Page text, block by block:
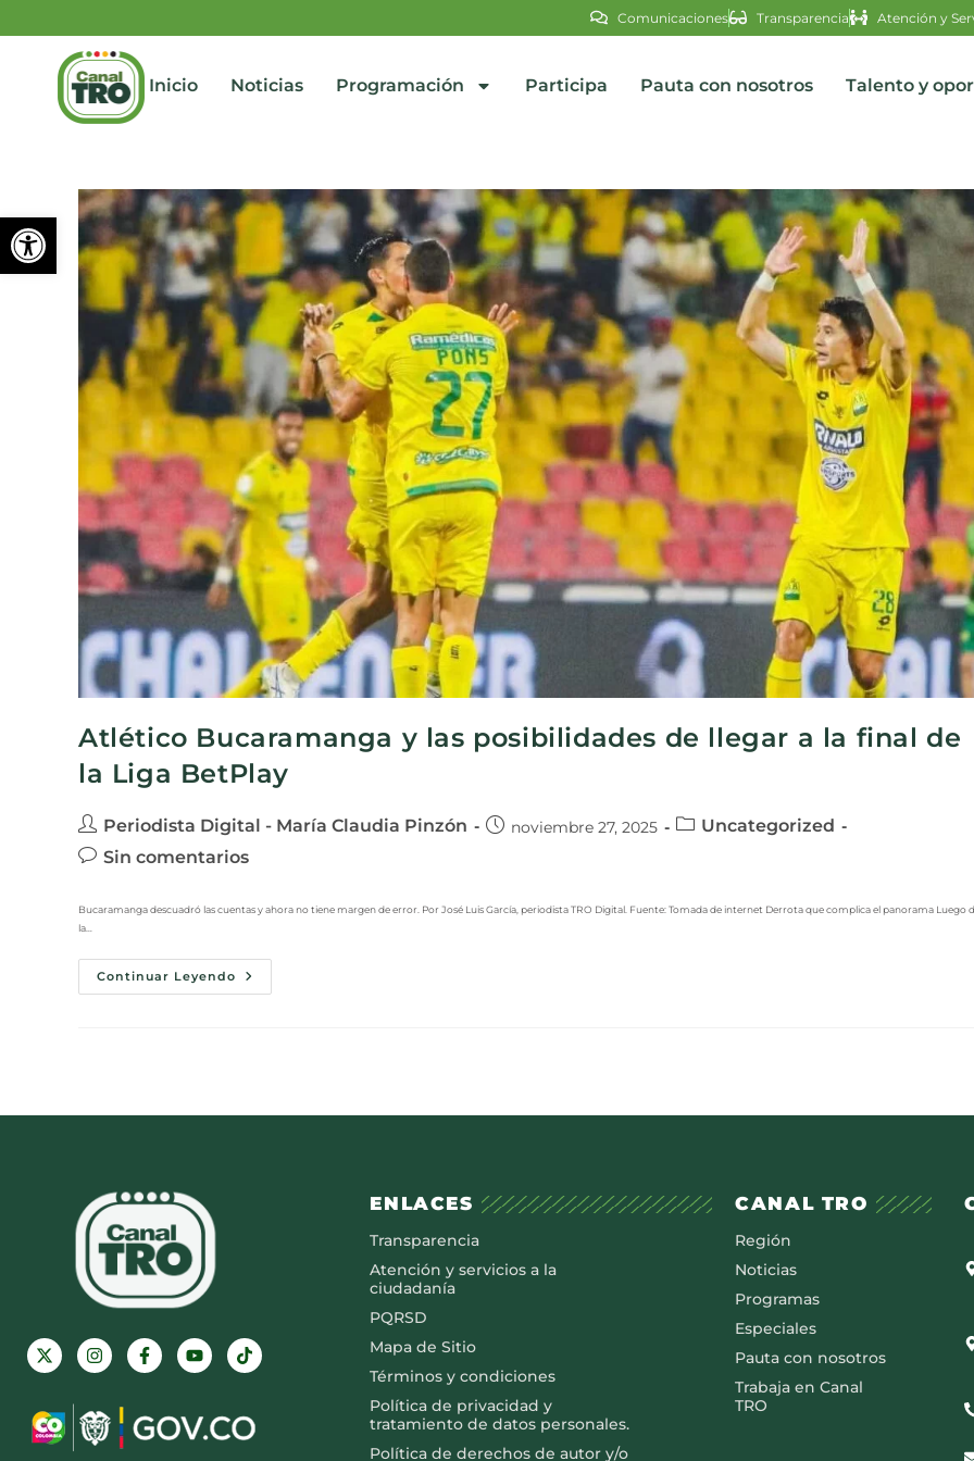
Abrir barra de herramientas
Comunicaciones Transparencia Atención y
Inicio Noticias Programación Participa Pauta con nosotros Talento y
Atlético Bucaramanga y las posibilidades de llegar a la final de
la Liga BetPlay
Periodista Digital - María Claudia Pinzón noviembre 27, 2025
Uncategorized
Sin comentarios
Bucaramanga descuadró las cuentas y ahora no tiene margen de error. Por José Luis García, periodista TRO Digital. Fuente: Tomada de internet Derrota que complica el panorama Luego
la…
Continuar Leyendo
ENLACES
Transparencia
Atención y servicios a la
ciudadanía
PQRSD
Mapa de Sitio
Términos y condiciones
Política de privacidad y
tratamiento de datos personales.
Política de derechos de autor y/o
CANAL TRO
Región
Noticias
Programas
Especiales
Pauta con nosotros
Trabaja en Canal
TRO